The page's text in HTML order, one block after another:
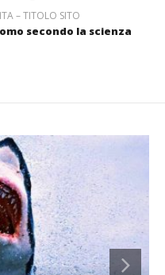
– TITOLO SITO
secondo la scienza